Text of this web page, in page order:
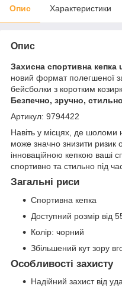
Опис Характеристики
Опис
Захисна спортивна
новий формат полегшеної
бейсболки з коротким
Безпечно, зручно,
Артикул: 9794422
Навіть у місцях, де шоломи
може значно знизити ризик
інноваційною кепкою ваші
спортивно та стильно під
Загальні риси
Спортивна кепка
Доступний розмір від
Колір: чорний
Збільшений кут зору
Особливості захисту
Надійний захист від